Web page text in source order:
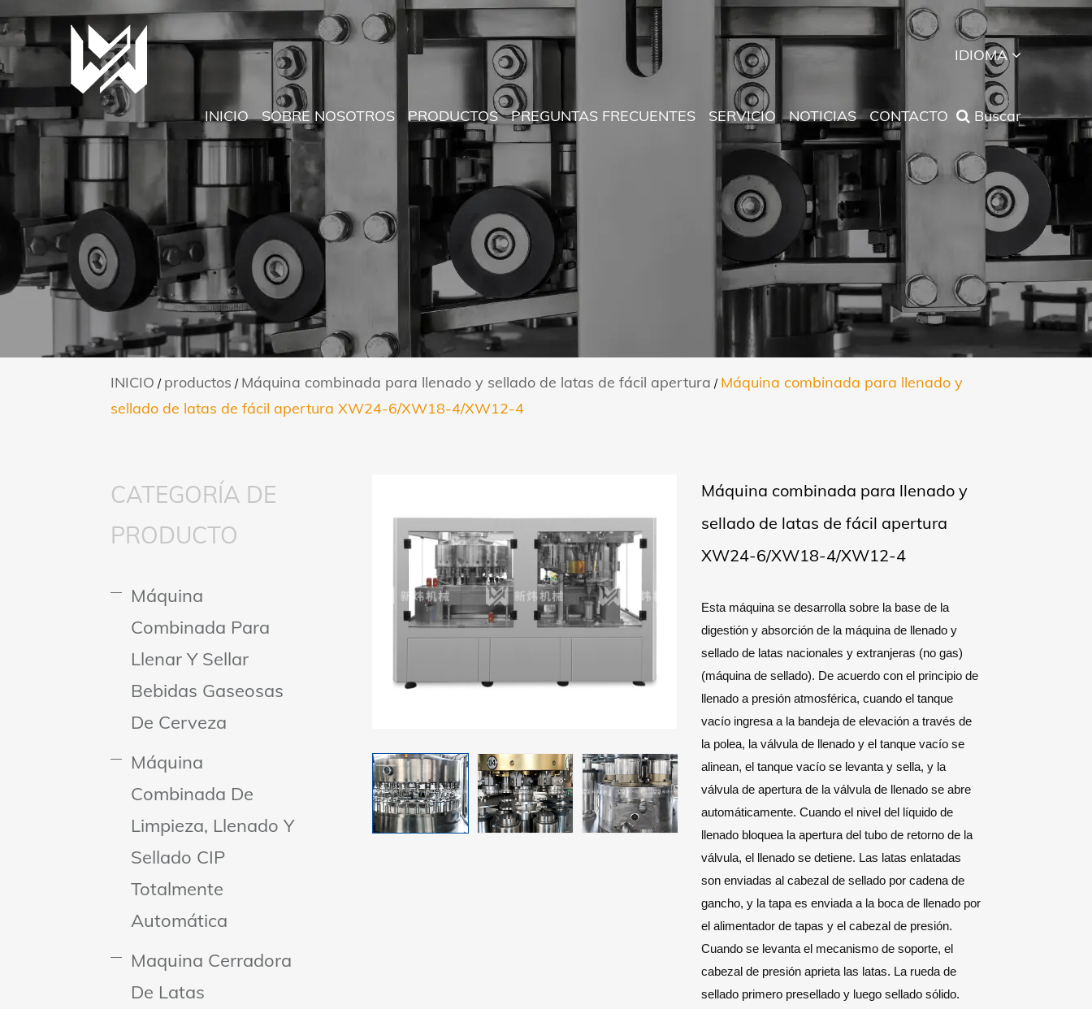
IDIOMA
INICIO SOBRE NOSOTROS PRODUCTOS PREGUNTAS FRECUENTES SERVICIO NOTICIAS CONTACTO Buscar
INICIO / productos / Máquina combinada para llenado y sellado de latas de fácil apertura / Máquina combinada para llenado y
sellado de latas de fácil apertura XW24-6/XW18-4/XW12-4
CATEGORÍA DE
PRODUCTO
Máquina
Combinada Para
Llenar Y Sellar
Bebidas Gaseosas
De Cerveza
Máquina
Combinada De
Limpieza, Llenado Y
Sellado CIP
Totalmente
Automática
Maquina Cerradora
De Latas
Máquina combinada para llenado y
sellado de latas de fácil apertura
XW24-6/XW18-4/XW12-4
Esta máquina se desarrolla sobre la base de la
digestión y absorción de la máquina de llenado y
sellado de latas nacionales y extranjeras (no gas)
(máquina de sellado). De acuerdo con el principio de
llenado a presión atmosférica, cuando el tanque
vacío ingresa a la bandeja de elevación a través de
la polea, la válvula de llenado y el tanque vacío se
alinean, el tanque vacío se levanta y sella, y la
válvula de apertura de la válvula de llenado se abre
automáticamente. Cuando el nivel del líquido de
llenado bloquea la apertura del tubo de retorno de la
válvula, el llenado se detiene. Las latas enlatadas
son enviadas al cabezal de sellado por cadena de
gancho, y la tapa es enviada a la boca de llenado por
el alimentador de tapas y el cabezal de presión.
Cuando se levanta el mecanismo de soporte, el
cabezal de presión aprieta las latas. La rueda de
sellado primero presellado y luego sellado sólido.